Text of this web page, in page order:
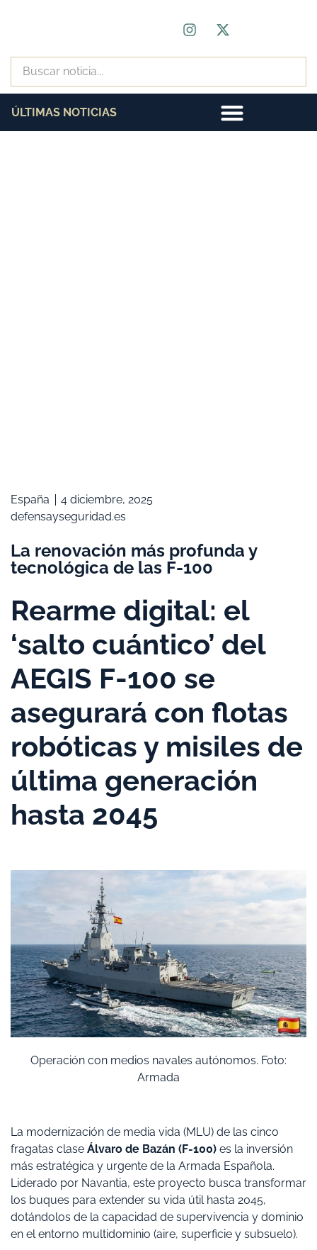
ÚLTIMAS NOTICIAS
España
4 diciembre, 2025
defensayseguridad.es
La renovación más profunda y
tecnológica de las F-100
Rearme digital: el
‘salto cuántico’ del
AEGIS F-100 se
asegurará con flotas
robóticas y misiles de
última generación
hasta 2045
Operación con medios navales autónomos. Foto:
Armada
​La modernización de media vida (MLU) de las cinco
fragatas clase Álvaro de Bazán (F-100) es la inversión
más estratégica y urgente de la Armada Española.
Liderado por Navantia, este proyecto busca transformar
los buques para extender su vida útil hasta 2045,
dotándolos de la capacidad de supervivencia y dominio
en el entorno multidominio (aire, superficie y subsuelo).